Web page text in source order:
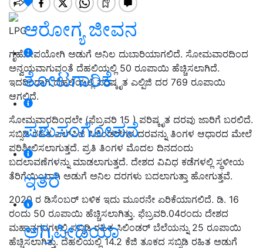
ಆರೋಗ್ಯ ಜೀವನ
ತೋಟಗಾರಿಕೆ
ಪಶುಸಂಗೋಪನೆ
ಇತರೆ
ಅಗ್ರಿಪೀಡಿಯಾ
LPG
ಗೃಹೋಪಯೋಗಿ ಅಡುಗೆ ಅನಿಲ ದುಬಾರಿಯಾಗಲಿದೆ. ಸೋಮವಾರದಿಂದ
ಅನ್ವಯವಾಗುವಂತೆ ದೆಹಲಿಯಲ್ಲಿ 50 ರೂಪಾಯಿ ಹೆಚ್ಚಿಸಲಾಗಿದೆ.
ಇದರಿಂದಾಗಿ ದೆಹಲಿಯಲ್ಲಿ ಪರಿಷ್ಕೃತ ಎಲ್ಪಿಜಿ ದರ 769 ರೂಪಾಯಿ
ಆಗಲಿದೆ.
ಸೋಮವಾರದಿಂದಲೇ (ಫೆಬ್ರವರಿ 15 ) ಪರಿಷ್ಕೃತ ದರವು ಜಾರಿಗೆ ಬರಲಿದೆ.
ಸಬ್ಸಿಡಿ ರಹಿತ ಎಲ್‌ಪಿಜಿ ಸಿಲಿಂಡರ್‌ಗಳ ದರವನ್ನು ತಿಂಗಳ ಆಧಾರದ ಮೇಲೆ
ಪರಿಶೀಲಿಸಲಾಗುತ್ತದೆ. ಪ್ರತಿ ತಿಂಗಳ ಮೊದಲ ದಿನದಂದು
ಬದಲಾವಣೆಗಳನ್ನು ಮಾಡಲಾಗುತ್ತದೆ. ದೇಶದ ವಿವಿಧ ಕಡೆಗಳಲ್ಲಿ ಸ್ಥಳೀಯ
ತೆರಿಗೆಯಿಂದಾಗಿ ಅಡುಗೆ ಅನಿಲ ದರಗಳು ಬದಲಾಗುತ್ತಾ ಹೋಗುತ್ತವೆ.
2020 ರ ಡಿಸೆಂಬರ್ ಬಳಿಕ ಇದು ಮೂರನೇ ಏರಿಕೆಯಾಗಲಿದೆ. ಡಿ. 16
ರಂದು 50 ರೂಪಾಯಿ ಹೆಚ್ಚಿಸಲಾಗಿತ್ತು. ಫೆಬ್ರವರಿ.04ರಂದು ದೇಶದ
ಮಹಾನಗರಗಳಲ್ಲಿ ಸಬ್ಸಿಡಿ ರಹಿತ ಸಿಲಿಂಡರ್ ಬೆಲೆಯನ್ನು 25 ರೂಪಾಯಿ
ಹೆಚ್ಚಿಸಲಾಗಿತ್ತು. ದೆಹಲಿಯಲ್ಲಿ 14.2 ಕೆಜಿ ತೂಕದ ಸಬ್ಸಿಡಿ ರಹಿತ ಅಡುಗೆ